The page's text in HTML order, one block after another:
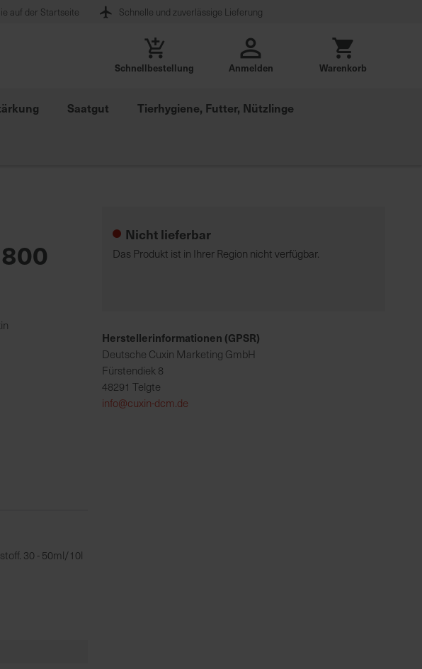
auf der Startseite Schnelle und zuverlässige Lieferung
Schnellbestellung Anmelden Warenkorb
Saatgut Tierhygiene, Futter, Nützlinge
30 - 50ml/10l
Nicht lieferbar
Das Produkt ist in Ihrer Region nicht verfügbar.
Herstellerinformationen (GPSR)
Deutsche Cuxin Marketing GmbH
Fürstendiek 8
48291 Telgte
info@cuxin-dcm.de